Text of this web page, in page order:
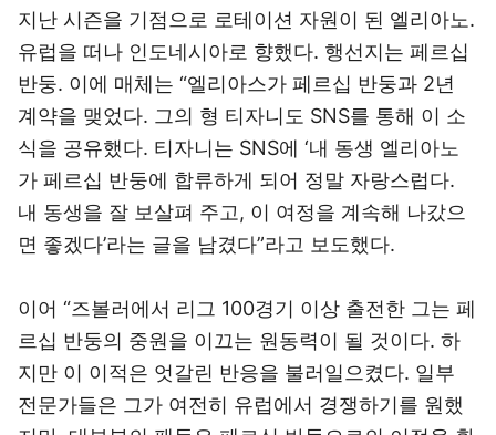
지난 시즌을 기점으로 로테이션 자원이 된 엘리아노.
유럽을 떠나 인도네시아로 향했다. 행선지는 페르십
반둥. 이에 매체는 “엘리아스가 페르십 반둥과 2년
계약을 맺었다. 그의 형 티자니도 SNS를 통해 이 소
식을 공유했다. 티자니는 SNS에 ‘내 동생 엘리아노
가 페르십 반둥에 합류하게 되어 정말 자랑스럽다.
내 동생을 잘 보살펴 주고, 이 여정을 계속해 나갔으
면 좋겠다’라는 글을 남겼다”라고 보도했다.
이어 “즈볼러에서 리그 100경기 이상 출전한 그는 페
르십 반둥의 중원을 이끄는 원동력이 될 것이다. 하
지만 이 이적은 엇갈린 반응을 불러일으켰다. 일부
전문가들은 그가 여전히 유럽에서 경쟁하기를 원했